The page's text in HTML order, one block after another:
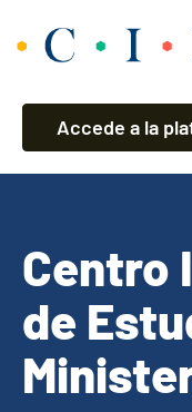
Accede a la
Centro
de